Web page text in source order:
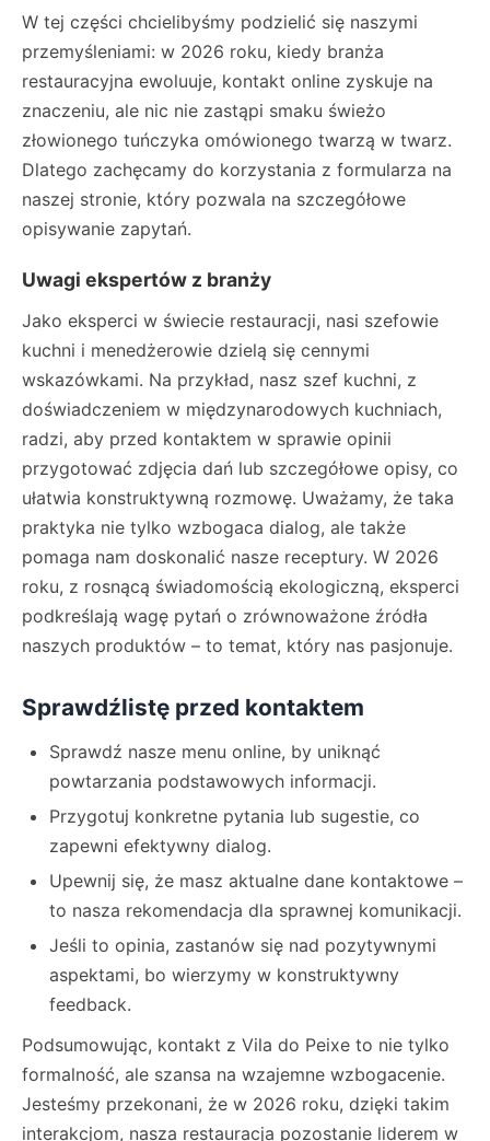
W tej części chcielibyśmy podzielić się naszymi
przemyśleniami: w 2026 roku, kiedy branża
restauracyjna ewoluuje, kontakt online zyskuje na
znaczeniu, ale nic nie zastąpi smaku świeżo
złowionego tuńczyka omówionego twarzą w twarz.
Dlatego zachęcamy do korzystania z formularza na
naszej stronie, który pozwala na szczegółowe
opisywanie zapytań.
Uwagi ekspertów z branży
Jako eksperci w świecie restauracji, nasi szefowie
kuchni i menedżerowie dzielą się cennymi
wskazówkami. Na przykład, nasz szef kuchni, z
doświadczeniem w międzynarodowych kuchniach,
radzi, aby przed kontaktem w sprawie opinii
przygotować zdjęcia dań lub szczegółowe opisy, co
ułatwia konstruktywną rozmowę. Uważamy, że taka
praktyka nie tylko wzbogaca dialog, ale także
pomaga nam doskonalić nasze receptury. W 2026
roku, z rosnącą świadomością ekologiczną, eksperci
podkreślają wagę pytań o zrównoważone źródła
naszych produktów – to temat, który nas pasjonuje.
Sprawdźlistę przed kontaktem
Sprawdź nasze menu online, by uniknąć
powtarzania podstawowych informacji.
Przygotuj konkretne pytania lub sugestie, co
zapewni efektywny dialog.
Upewnij się, że masz aktualne dane kontaktowe –
to nasza rekomendacja dla sprawnej komunikacji.
Jeśli to opinia, zastanów się nad pozytywnymi
aspektami, bo wierzymy w konstruktywny
feedback.
Podsumowując, kontakt z Vila do Peixe to nie tylko
formalność, ale szansa na wzajemne wzbogacenie.
Jesteśmy przekonani, że w 2026 roku, dzięki takim
interakcjom, nasza restauracja pozostanie liderem w